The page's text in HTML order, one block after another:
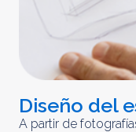
Diseño del
A partir de